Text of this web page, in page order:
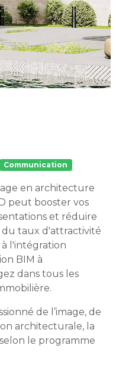
Communication
en architecture
peut booster vos
et réduire
taux d'attractivité
à l'intégration
BIM à
dans tous les
de l’image, de
architecturale, la
le programme